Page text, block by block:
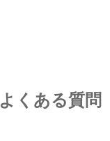
よくある質問